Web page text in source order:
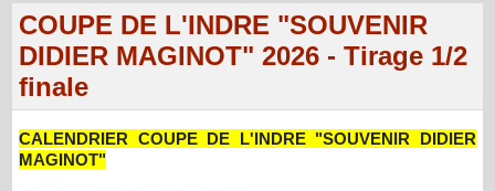
COUPE DE L'INDRE "SOUVENIR
DIDIER MAGINOT" 2026 - Tirage 1/2
finale
CALENDRIER COUPE DE L'INDRE "SOUVENIR DIDIER
MAGINOT"